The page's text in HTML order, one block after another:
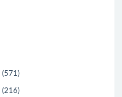
(571)
(216)